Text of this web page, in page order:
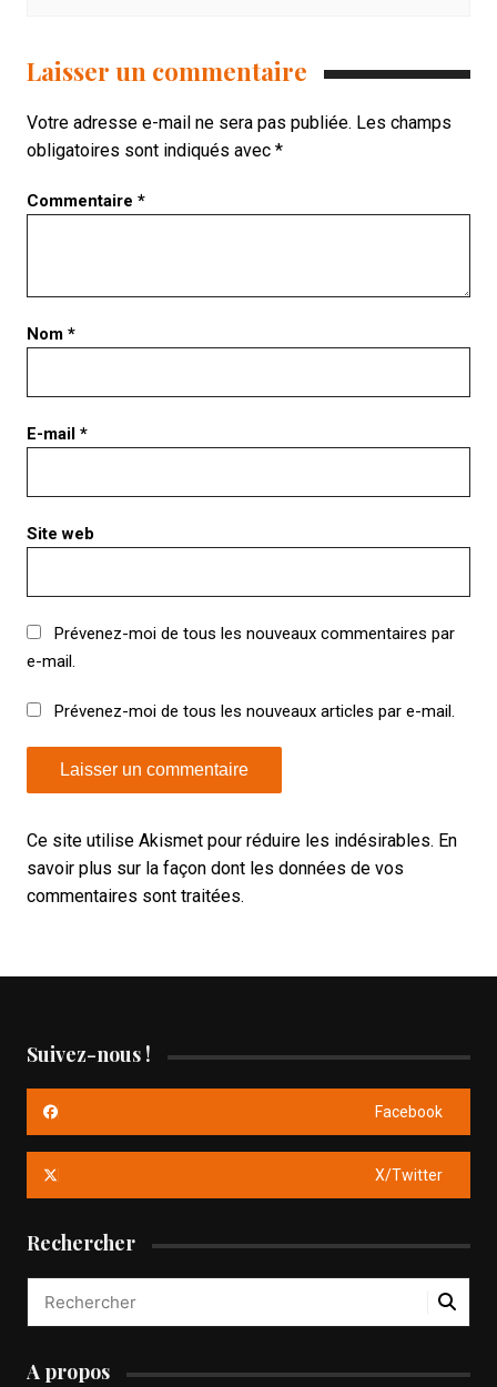
Laisser un commentaire
Votre adresse e-mail ne sera pas publiée. Les champs
obligatoires sont indiqués avec *
Commentaire *
Nom *
E-mail *
Site web
Prévenez-moi de tous les nouveaux commentaires par
e-mail.
Prévenez-moi de tous les nouveaux articles par e-mail.
Ce site utilise Akismet pour réduire les indésirables. En
savoir plus sur la façon dont les données de vos
commentaires sont traitées.
Suivez-nous !
Facebook
X/Twitter
Rechercher
A propos